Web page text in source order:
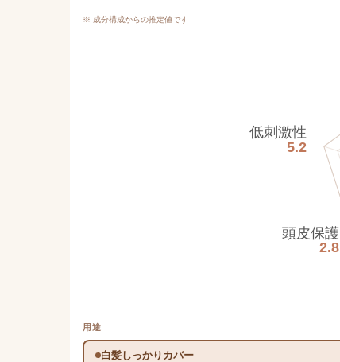
※ 成分構成からの推定値です
頭皮保護
2.8
低刺激性
5.2
用途
白髪しっかりカバー